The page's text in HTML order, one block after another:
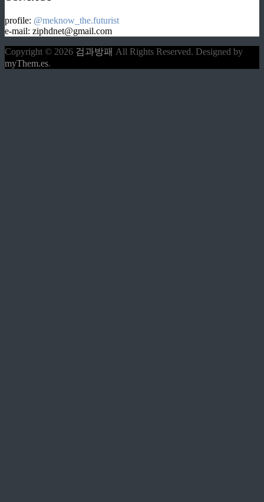
profile: @meknow_the.futurist
e-mail: ziphdnet@gmail.com
Copyright © 2026 검과방패 All Rights Reserved. Designed by
myThem.es.